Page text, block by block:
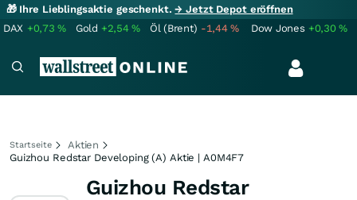
🎁 Ihre Lieblingsaktie geschenkt.→ Jetzt Depot eröffnen
DAX +0,73% Gold +2,54% Öl (Brent) -1,44% Dow Jones +0,30%
Startseite
Aktien
Guizhou Redstar Developing (A) Aktie | A0M4F7
Guizhou Redstar